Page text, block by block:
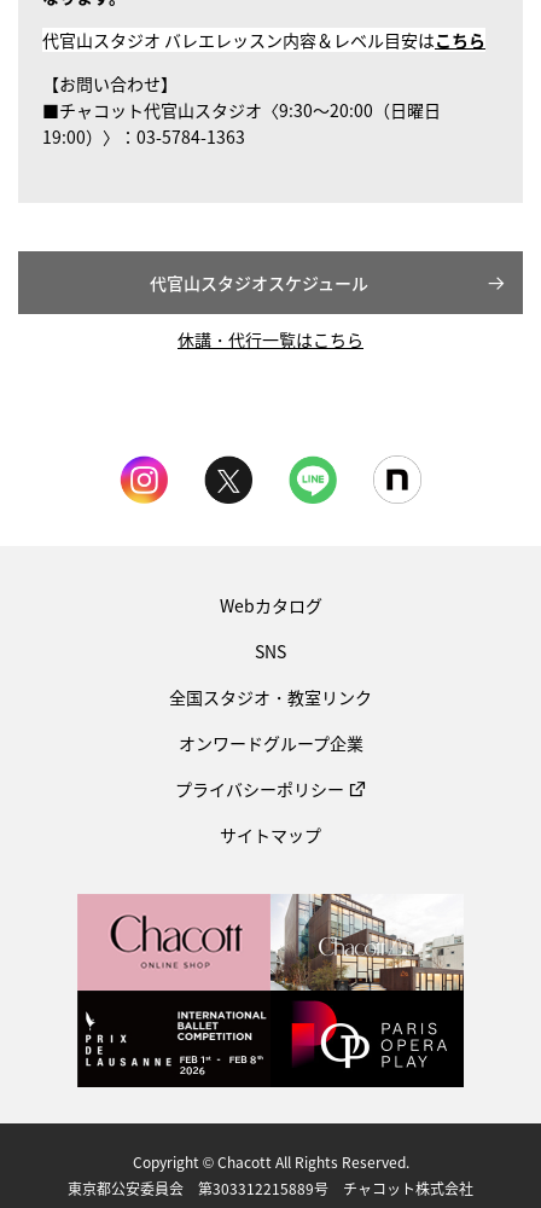
代官山スタジオ バレエレッスン内容＆レベル目安はこちら
【お問い合わせ】
■チャコット代官山スタジオ〈9:30～20:00（日曜日
19:00）〉：03-5784-1363
代官山スタジオスケジュール
休講・代行一覧はこちら
Webカタログ
SNS
全国スタジオ・教室リンク
オンワードグループ企業
プライバシーポリシー
サイトマップ
Copyright © Chacott All Rights Reserved.
東京都公安委員会 第303312215889号 チャコット株式会社